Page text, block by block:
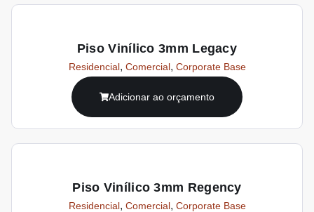
Piso Vinílico 3mm Legacy
Residencial, Comercial, Corporate Base
Adicionar ao orçamento
Piso Vinílico 3mm Regency
Residencial, Comercial, Corporate Base